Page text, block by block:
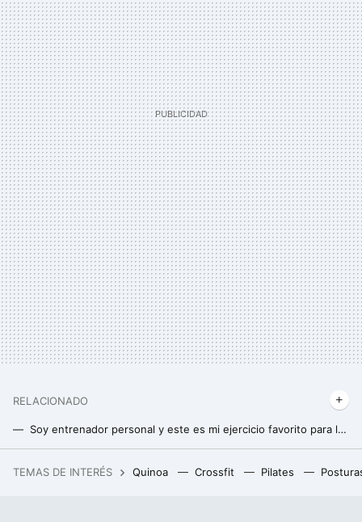
RELACIONADO
Soy entrenador personal y este es mi ejercicio favorito para los gemelos
14 hijos con cuatro mujeres distintas y subiendo: guía para entender cuándo y con quién ha sido padre Elon Musk
TEMAS DE INTERÉS Quinoa Crossfit Pilates